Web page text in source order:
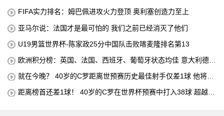
FIFA实力排名：姆巴佩进攻火力登顶 奥利塞创造力至上
亚马尔说：法国才是最可怕的 我们之前已经消灭了他们
U19男篮世界杯-陈家政25分中国队击败喀麦隆排名第13
欧洲积分榜：英国、法国、西班牙、葡萄牙状态均佳 意大利德国
就在今晚？ 40岁的C罗距离世预赛历史最佳射手仅差1球 他将在
距离榜首还差1球！ 40岁的C罗在世界杯预赛中打入38球 超越梅